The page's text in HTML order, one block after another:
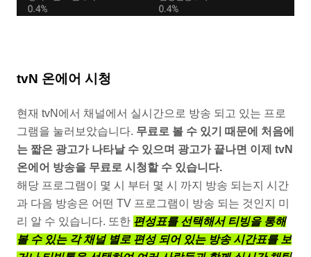
tvN 온에어 시청
현재 tvN에서 채널에서 실시간으로 방송 되고 있는 프로
그램을 눌러보았습니다. 무료로 볼 수 있기 때문에 처음에
는 짧은 광고가 나타날 수 있으며 광고가 끝나면 이제 tvN
온에어 방송을 무료로 시청할 수 있습니다.
해당 프로그램이 몇 시 부터 몇 시 까지 방송 되는지 시간
과 다음 방송은 어떤 TV 프로그램이 방송 되는 것인지 미
리 알 수 있습니다. 또한 편성표를 선택해서 티빙을 통해
볼 수 있는 각 채널 별로 편성 되어 있는 방송 시간표를 보